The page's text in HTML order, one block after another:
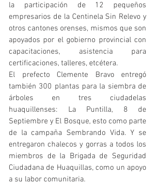
la participación de 12 pequeños
empresarios de la Centinela Sin Relevo y
otros cantones orenses, mismos que son
apoyados por el gobierno provincial con
capacitaciones, asistencia para
certificaciones, talleres, etcétera.
El prefecto Clemente Bravo entregó
también 300 plantas para la siembra de
árboles en tres ciudadelas
huaquillenses: La Puntilla, 8 de
Septiembre y El Bosque, esto como parte
de la campaña Sembrando Vida. Y se
entregaron chalecos y gorras a todos los
miembros de la Brigada de Seguridad
Ciudadana de Huaquillas, como un apoyo
a su labor comunitaria.